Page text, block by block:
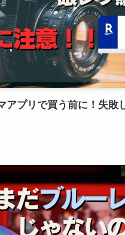
アプリで買う前に！失敗